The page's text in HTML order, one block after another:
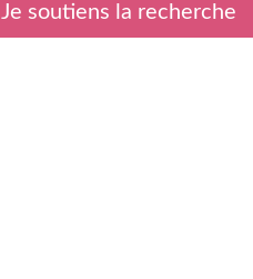
Je soutiens la recherche